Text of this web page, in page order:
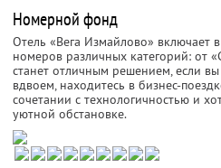
Номерной фонд
Отель «Вега Измайлово» включает
номеров различных категорий: от
станет отличным решением, если
вдвоем, находитесь в бизнес-
сочетании с технологичностью и
уютной обстановке.